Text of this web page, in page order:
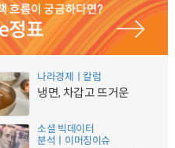
나라경제ㅣ칼럼
냉면, 차갑고 뜨거운
소셜 빅데이터
분석ㅣ이머징이슈